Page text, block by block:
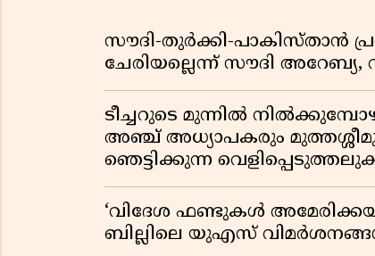
സൗദി-തുർക്കി-പാകിസ്താൻ
ചേരിയല്ലെന്ന് സൗദി
ടീച്ചറുടെ മുന്നിൽ
അഞ്ച് അധ്യാപകരും
ഞെട്ടിക്കുന്ന
‘വിദേശ ഫണ്ടുകൾ
ബില്ലിലെ യുഎസ്